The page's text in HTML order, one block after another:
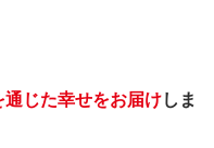
通じた幸せをお届けしま